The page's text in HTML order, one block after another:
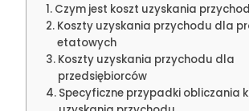
Czym jest koszt uzyskania
Koszty uzyskania przychodu dla
etatowych
Koszty uzyskania przychodu dla
przedsiębiorców
Specyficzne przypadki obliczania